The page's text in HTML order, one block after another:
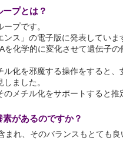
プとは？
プです。
ス」の電子版に発表していま
を化学的に変化させて遺伝子の
ル化を邪魔する操作をすると、
ました。
メチル化をサポートすると推
があるのですか？
まれ、そのバランスもとても